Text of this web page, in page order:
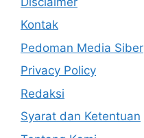
Kontak
Pedoman Media Siber
Privacy Policy
Redaksi
Syarat dan Ketentuan